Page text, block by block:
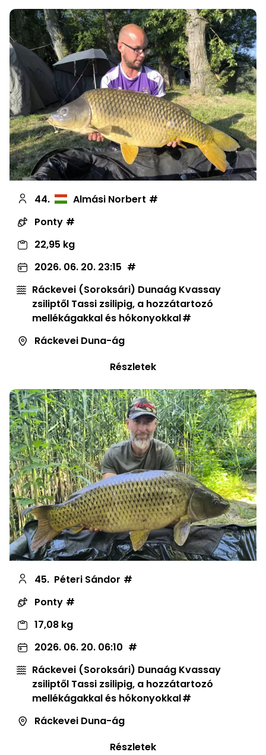
44.
Almási Norbert
Ponty
22,95 kg
2026. 06. 20. 23:15
Ráckevei (Soroksári) Dunaág Kvassay
zsiliptől Tassi zsilipig, a hozzátartozó
mellékágakkal és hókonyokkal
Ráckevei Duna-ág
Részletek
45. Péteri Sándor
Ponty
17,08 kg
2026. 06. 20. 06:10
Ráckevei (Soroksári) Dunaág Kvassay
zsiliptől Tassi zsilipig, a hozzátartozó
mellékágakkal és hókonyokkal
Ráckevei Duna-ág
Részletek